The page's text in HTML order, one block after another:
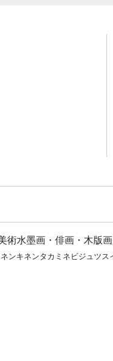
術水墨画・俳画・木版
ンキネンタカミネビジュツ